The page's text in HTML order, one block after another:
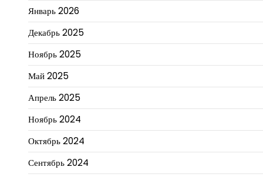
Январь 2026
Декабрь 2025
Ноябрь 2025
Май 2025
Апрель 2025
Ноябрь 2024
Октябрь 2024
Сентябрь 2024